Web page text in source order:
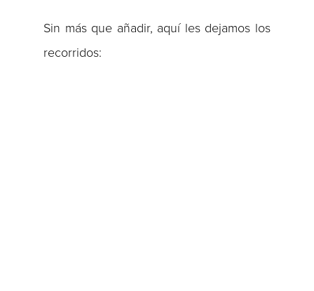
Sin más que añadir, aquí les dejamos los
recorridos: